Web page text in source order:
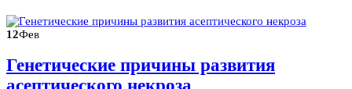
12Фев
Генетические причины развития